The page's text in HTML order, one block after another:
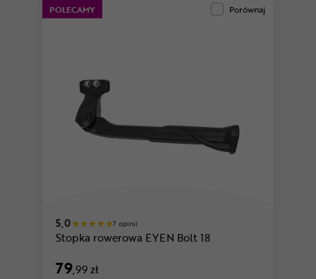
POLECAMY Porównaj
5,0 7 opinii
Stopka rowerowa EYEN Bolt 18
79,99 zł